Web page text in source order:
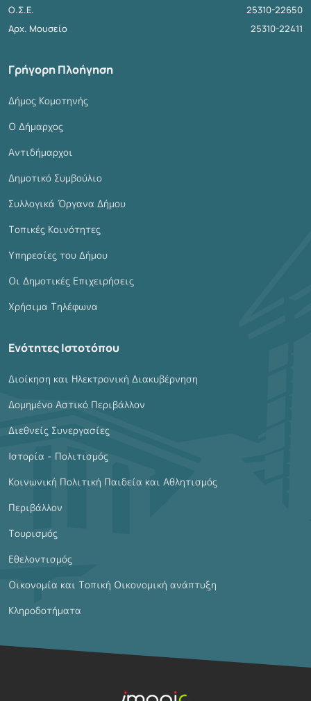
Ο.Σ.Ε.
25310-22650
Αρχ. Μουσείο
25310-22411
Γρήγορη Πλοήγηση
Δήμος Κομοτηνής
Ο Δήμαρχος
Αντιδήμαρχοι
Δημοτικό Συμβούλιο
Συλλογικά Όργανα Δήμου
Τοπικές Κοινότητες
Υπηρεσίες του Δήμου
Οι Δημοτικές Επιχειρήσεις
Χρήσιμα Τηλέφωνα
Ενότητες Ιστοτόπου
Διοίκηση και Ηλεκτρονική Διακυβέρνηση
Δομημένο Αστικό Περιβάλλον
Διεθνείς Συνεργασίες
Ιστορία - Πολιτισμός
Κοινωνική Πολιτική Παιδεία και Αθλητισμός
Περιβάλλον
Τουρισμός
Εθελοντισμός
Οικονομία και Τοπική Οικονομική ανάπτυξη
Κληροδοτήματα